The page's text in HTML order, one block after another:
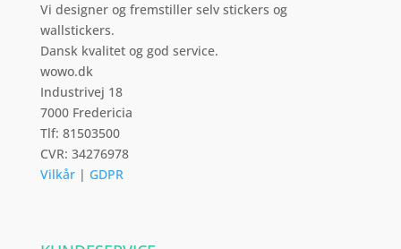
varesiden
Vi designer og fremstiller selv stickers og
wallstickers.
Dansk kvalitet og god service.
wowo.dk
Industrivej 18
7000 Fredericia
Tlf: 81503500
CVR: 34276978
Vilkår| GDPR